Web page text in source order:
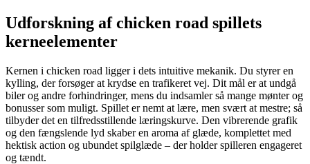
Udforskning af chicken road spillets
kerneelementer
Kernen i chicken road ligger i dets intuitive mekanik. Du styrer en
kylling, der forsøger at krydse en trafikeret vej. Dit mål er at undgå
biler og andre forhindringer, mens du indsamler så mange mønter og
bonusser som muligt. Spillet er nemt at lære, men svært at mestre; så
tilbyder det en tilfredsstillende læringskurve. Den vibrerende grafik
og den fængslende lyd skaber en aroma af glæde, komplettet med
hektisk action og ubundet spilglæde – der holder spilleren engageret
og tændt.